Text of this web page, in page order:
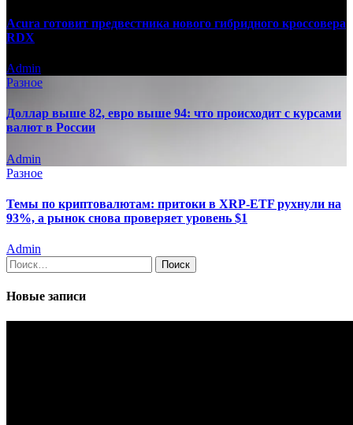
Acura готовит предвестника нового гибридного кроссовера
RDX
Admin
Разное
Доллар выше 82, евро выше 94: что происходит с курсами
валют в России
Admin
Разное
Темы по криптовалютам: притоки в XRP-ETF рухнули на
93%, а рынок снова проверяет уровень $1
Admin
Найти:
Новые записи